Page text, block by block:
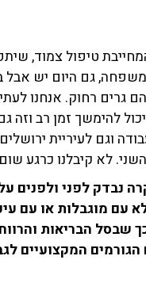
טיפול צמוד,
גם היום יש
גרים רחוק. אנחנו
להימשך זמן רב
וגם לעיריית
לא קיבלנו כרגע
נבדק לפני ולפנים
עם מוגבלות או עם
שבסל הבריאות
המקצועיים